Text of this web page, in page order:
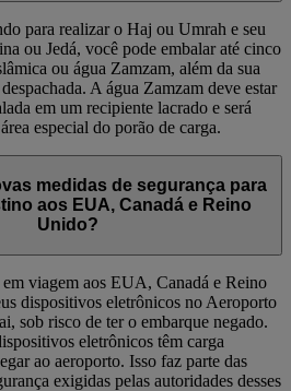
para realizar o Haj ou Umrah e seu
ou Jedá, você pode embalar até cinco
ou água Zamzam, além da sua
A água Zamzam deve estar
em um recipiente lacrado e será
especial do porão de carga.
medidas de segurança para
aos EUA, Canadá e Reino
Unido?
em viagem aos EUA, Canadá e Reino
dispositivos eletrônicos no Aeroporto
sob risco de ter o embarque negado.
eletrônicos têm carga
ao aeroporto. Isso faz parte das
exigidas pelas autoridades desses